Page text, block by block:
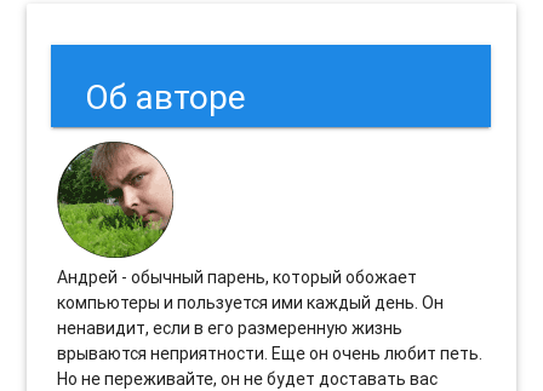
Об авторе
Андрей - обычный парень, который обожает
компьютеры и пользуется ими каждый день. Он
ненавидит, если в его размеренную жизнь
врываются неприятности. Еще он очень любит петь.
Но не переживайте, он не будет доставать вас